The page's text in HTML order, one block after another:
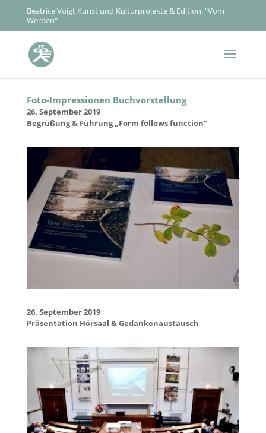
Beatrice Voigt Kunst und Kulturprojekte & Edition: "Vom
Werden"
Foto-Impressionen Buchvorstellung
26. September 2019
Begrüßung & Führung „Form follows function“
26. September 2019
Präsentation Hörsaal & Gedankenaustausch